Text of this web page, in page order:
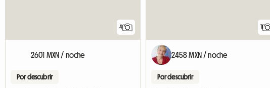
4
2601 MXN / noche
Por descubrir
2458 MXN / noche
Por descubrir